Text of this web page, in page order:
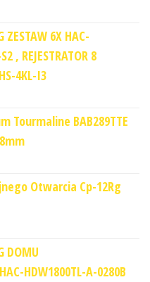
6X HAC-
, REJESTRATOR 8
4KL-I3
Tourmaline BAB289TTE
Otwarcia Cp-12Rg
DOMU
HDW1800TL-A-0280B